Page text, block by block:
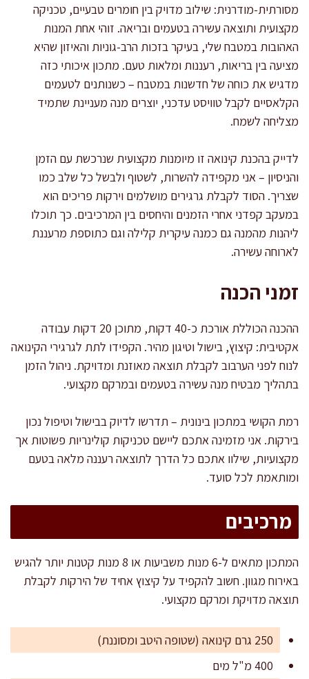
מסורתית-מודרנית: שילוב מדויק בין חומרים טבעיים, טכניקה
מקצועית ותוצאה עשירה בטעמים ובריאה. זוהי אחת המנות
האהובות במטבח שלי, בעיקר בזכות הרב-גוניות והאיזון שהיא
מציעה בין בריאות, רעננות ומלאות טעם. מתכון איכותי כזה
מדגיש את כוחה של חדשנות במטבח – כשנותנים לטעמים
הקלאסיים לקבל טוויסט עדכני, יוצרים מנה מעניינת שתמיד
מצליחה לשמח.
לדייק בהכנת קינואה זו מיומנות מקצועית שנרכשת עם הזמן
והניסיון – אני מקפידה להשרות, לשטוף ולבשל כל שלב כמו
שצריך. הסוד לקבלת גרגירים מושלמים וירקות פריכים הוא
במעקב קפדני אחרי הזמנים והיחסים בין המרכיבים. כך תוכלו
ליהנות מהמנה גם כמנה עיקרית קלילה וגם כתוספת מרעננת
לארוחה עשירה.
זמני הכנה
ההכנה הכוללת אורכת כ-40 דקות, מתוכן 20 דקות עבודה
אקטיבית: קיצוץ, בישול וטיגון מהיר. הקפידו לתת לגרגירי הקינואה
לנוח לפני הערבוב לקבלת תוצאה מאוזנת ומדויקת. ניהול הזמן
בתהליך מבטיח מנה עשירה בטעמים ובמרקם מקצועי.
רמת הקושי במתכון בינונית – תדרשו לדיוק בבישול וטיפול נכון
בירקות. אני מזמינה אתכם ליישם טכניקות קולינריות פשוטות אך
מקצועיות, שילוו אתכם כל הדרך לתוצאה רעננה מלאה בטעם
ומותאמת לכל סועד.
מרכיבים
המתכון מתאים ל-6 מנות משביעות או 8 מנות קטנות יותר להגיש
באירוח מגוון. חשוב להקפיד על קיצוץ אחיד של הירקות לקבלת
תוצאה מדויקת ומרקם מקצועי.
250 גרם קינואה (שטופה היטב ומסוננת)
400 מ"ל מים